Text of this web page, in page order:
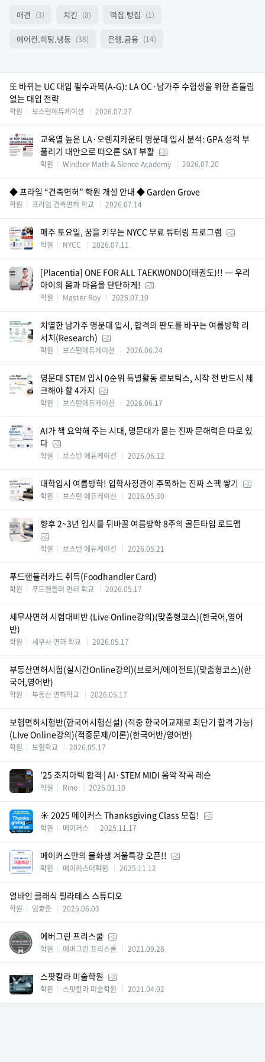
애견 (3) 치킨 (8) 떡집.빵집 (1)
에어컨.히팅.냉동 (38) 은행.금융 (14)
또 바뀌는 UC 대입 필수과목(A-G): LA OC·남가주 수험생을 위한 흔들림
없는 대입 전략
학원 보스턴에듀케이션 2026.07.27
교육열 높은 LA·오렌지카운티 명문대 입시 분석: GPA 성적 부
풀리기 대안으로 떠오른 SAT 부활
학원 Windsor Math & Sience Academy 2026.07.20
◆ 프라임 “건축면허” 학원 개설 안내 ◆ Garden Grove
학원 프라임 건축면허 학교 2026.07.14
매주 토요일, 꿈을 키우는 NYCC 무료 튜터링 프로그램
학원 NYCC 2026.07.11
[Placentia] ONE FOR ALL TAEKWONDO(태권도)!! — 우리
아이의 몸과 마음을 단단하게!
학원 Master Roy 2026.07.10
치열한 남가주 명문대 입시, 합격의 판도를 바꾸는 여름방학 리
서치(Research)
학원 보스턴에듀케이션 2026.06.24
명문대 STEM 입시 0순위 특별활동 로보틱스, 시작 전 반드시 체
크해야 할 4가지
학원 보스턴에듀케이션 2026.06.17
AI가 책 요약해 주는 시대, 명문대가 묻는 진짜 문해력은 따로 있
다
학원 보스턴 에듀케이션 2026.06.12
대학입시 여름방학! 입학사정관이 주목하는 진짜 스펙 쌓기
학원 보스턴 에듀케이션 2026.05.30
향후 2~3년 입시를 뒤바꿀 여름방학 8주의 골든타임 로드맵
학원 보스턴 에듀케이션 2026.05.21
푸드핸들러카드 취득(Foodhandler Card)
학원 푸드핸들러 면허 학교 2026.05.17
세무사면허 시험대비반 (Live Online강의)(맞춤형코스)(한국어,영어
반)
학원 세무사 면허 학교 2026.05.17
부동산면허시험(실시간Online강의)(브로커/에이전트)(맞춤형코스)(한
국어,영어반)
학원 부동산 면허학교 2026.05.17
보험면허시험반(한국어시험신설) (적중 한국어교재로 최단기 합격 가능)
(LIve Online강의)(적중문제/이론)(한국어반/영어반)
학원 보험학교 2026.05.17
'25 조지아텍 합격 | AI·STEM MIDI 음악 작곡 레슨
학원 Rino 2026.01.10
☀️ 2025 메이커스 Thanksgiving Class 모집!
학원 메이커스 2025.11.17
메이커스만의 물화생 겨울특강 오픈!!
학원 메이커스어학원 2025.11.12
얼바인 클래식 필라테스 스튜디오
학원 임효준 2025.06.03
에버그린 프리스쿨
학원 에버그린 프리스쿨 2021.09.28
스팟칼라 미술학원
학원 스팟칼라 미술학원 2021.04.02